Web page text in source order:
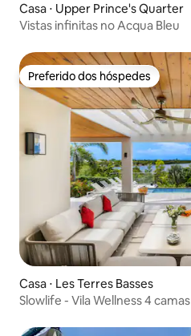
Casa ⋅ Upper Prince's Quarter
Vistas infinitas no Acqua Bleu
Preferido dos hóspedes
Preferido dos hóspedes
Casa ⋅ Les Terres Basses
Slowlife - Vila Wellness 4 camas